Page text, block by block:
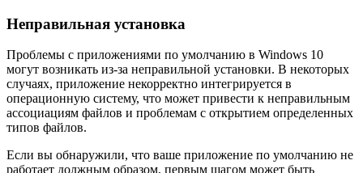
Неправильная установка
Проблемы с приложениями по умолчанию в Windows 10
могут возникать из-за неправильной установки. В некоторых
случаях, приложение некорректно интегрируется в
операционную систему, что может привести к неправильным
ассоциациям файлов и проблемам с открытием определенных
типов файлов.
Если вы обнаружили, что ваше приложение по умолчанию не
работает должным образом, первым шагом может быть